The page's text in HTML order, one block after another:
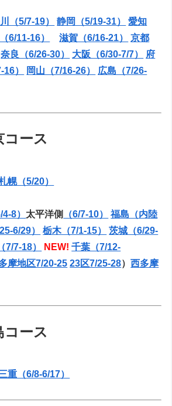
（5/7-19） 静岡（5/19-31）
愛知
6/11-16） 滋賀（6/16-21）
京都
奈良（6/26-30） 大阪（6/30-7/7）
府
） 岡山（7/16-26）
広島（7/26-
ース
幌（5/20）
4-8） 太平洋側 （6/7-10）
福島（内陸
6/29）
栃木（7/1-15）
茨城（6/29-
7/7-18） NEW! 千葉（7/12-
摩地区7/20-25 23区7/25-28）西多摩
ース
重（6/8-6/17）